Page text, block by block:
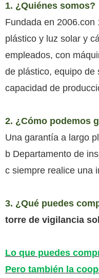
1. ¿Quiénes somos?
Fundada en
plástico y luz solar y
empleados, con
de plástico, equipo de
capacidad de
2. ¿Cómo podemos
Una garantía a largo
b Departamento de
c siempre realice una
3. ¿Qué puedes
torre de vigilancia
Lo que puedes
Pero también la